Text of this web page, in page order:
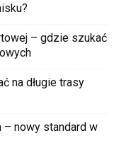
– gdzie szukać
na długie trasy
– nowy standard w